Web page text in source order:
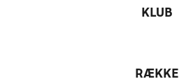
KLUB
RÆKKE